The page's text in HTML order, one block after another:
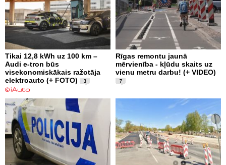
Tikai 12,8 kWh uz 100 km –
Audi e-tron būs
visekonomiskākais ražotāja
elektroauto (+ FOTO)
3
Rīgas remontu jaunā
mērvienība - kļūdu skaits uz
vienu metru darbu! (+ VIDEO)
7